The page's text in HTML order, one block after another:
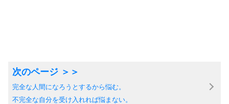
完全な人間になろうとするから悩む。
不完全な自分を受け入れれば悩まない。